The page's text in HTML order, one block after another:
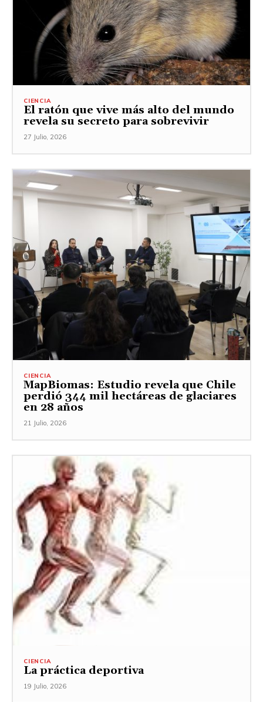
CIENCIA
El ratón que vive más alto del mundo
revela su secreto para sobrevivir
27 Julio, 2026
CIENCIA
MapBiomas: Estudio revela que Chile
perdió 344 mil hectáreas de glaciares
en 28 años
21 Julio, 2026
CIENCIA
La práctica deportiva
19 Julio, 2026